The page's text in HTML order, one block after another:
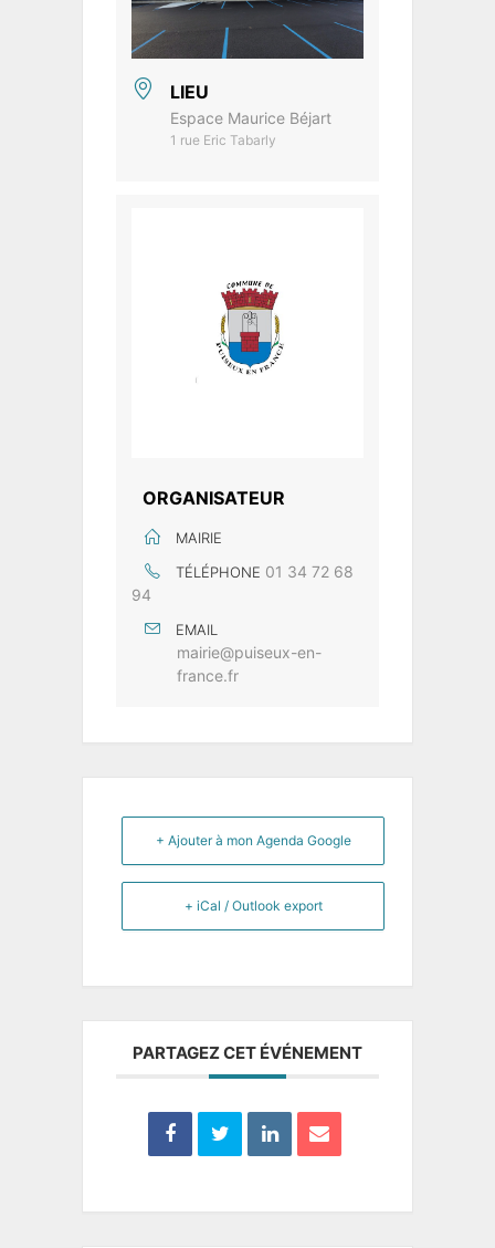
LIEU
Espace Maurice Béjart
1 rue Eric Tabarly
ORGANISATEUR
MAIRIE
TÉLÉPHONE 01 34 72 68
94
EMAIL
mairie@puiseux-en-
france.fr
+ Ajouter à mon Agenda Google
+ iCal / Outlook export
PARTAGEZ CET ÉVÉNEMENT